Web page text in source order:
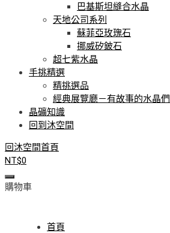
巴基斯坦縫合水晶
天地公司系列
蘇菲亞玫瑰石
挪威矽鈹石
超七紫水晶
手挑精選
精挑選品
經典展覽廳－有故事的水晶們
晶礦知識
回到沐空間
回沐空間首頁
NT$0
購物車
首頁